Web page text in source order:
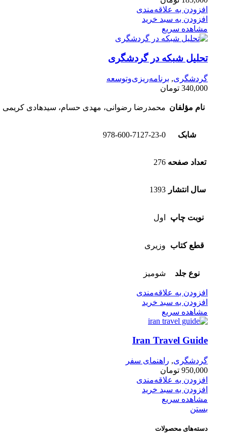
افزودن به علاقه‌مندی
افزودن به سبد خرید
مشاهده سریع
تحلیل شبکه در گردشگری
گردشگری, برنامه‌ریزی‌وتوسعه
340,000 تومان
نام مؤلفان محمدرضا رضوانی، مهدی حسام، سیدهادی کریمی
شابک 978-600-7127-23-0
تعداد صفحه 276
سال انتشار 1393
نوبت چاپ اول
قطع کتاب وزیری
نوع جلد شومیز
افزودن به علاقه‌مندی
افزودن به سبد خرید
مشاهده سریع
Iran Travel Guide
گردشگری, راهنمای سفر
950,000 تومان
افزودن به علاقه‌مندی
افزودن به سبد خرید
مشاهده سریع
بستن
دسته‌های محصولات